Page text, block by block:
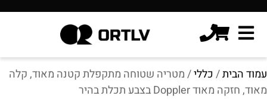
עמוד הבית/כללי/ מטריה שטוחה מתקפלת קטנה מאוד, קלה
מאוד, חזקה מאוד Doppler בצבע תכלת בהיר